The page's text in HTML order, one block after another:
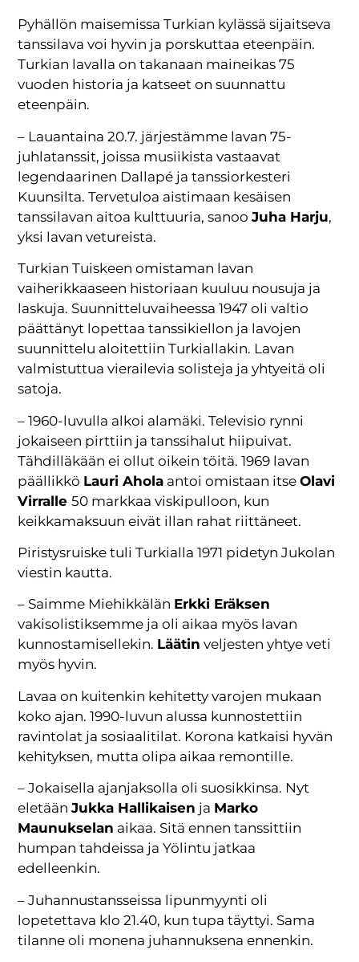
Pyhällön maisemissa Turkian kylässä sijaitseva
tanssilava voi hyvin ja porskuttaa eteenpäin.
Turkian lavalla on takanaan maineikas 75
vuoden historia ja katseet on suunnattu
eteenpäin.
– Lauantaina 20.7. järjestämme lavan 75-
juhlatanssit, joissa musiikista vastaavat
legendaarinen Dallapé ja tanssiorkesteri
Kuunsilta. Tervetuloa aistimaan kesäisen
tanssilavan aitoa kulttuuria, sanooJuha Harju,
yksi lavan vetureista.
Turkian Tuiskeen omistaman lavan
vaiherikkaaseen historiaan kuuluu nousuja ja
laskuja. Suunnitteluvaiheessa 1947 oli valtio
päättänyt lopettaa tanssikiellon ja lavojen
suunnittelu aloitettiin Turkiallakin. Lavan
valmistuttua vierailevia solisteja ja yhtyeitä oli
satoja.
– 1960-luvulla alkoi alamäki. Televisio rynni
jokaiseen pirttiin ja tanssihalut hiipuivat.
Tähdilläkään ei ollut oikein töitä. 1969 lavan
päällikkö Lauri Ahola antoi omistaan itseOlavi
Virralle50 markkaa viskipulloon, kun
keikkamaksuun eivät illan rahat riittäneet.
Piristysruiske tuli Turkialla 1971 pidetyn Jukolan
viestin kautta.
– Saimme Miehikkälän Erkki Eräksen
vakisolistiksemme ja oli aikaa myös lavan
kunnostamisellekin. Läätin veljesten yhtye veti
myös hyvin.
Lavaa on kuitenkin kehitetty varojen mukaan
koko ajan. 1990-luvun alussa kunnostettiin
ravintolat ja sosiaalitilat. Korona katkaisi hyvän
kehityksen, mutta olipa aikaa remontille.
– Jokaisella ajanjaksolla oli suosikkinsa. Nyt
eletäänJukka Hallikaisen ja Marko
Maunukselan aikaa. Sitä ennen tanssittiin
humpan tahdeissa ja Yölintu jatkaa
edelleenkin.
– Juhannustansseissa lipunmyynti oli
lopetettava klo 21.40, kun tupa täyttyi. Sama
tilanne oli monena juhannuksena ennenkin.